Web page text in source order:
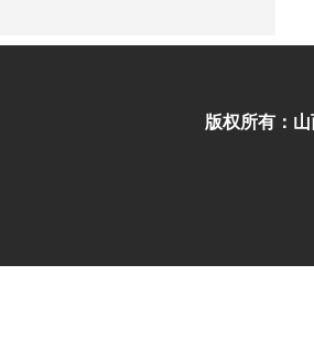
版权所有：